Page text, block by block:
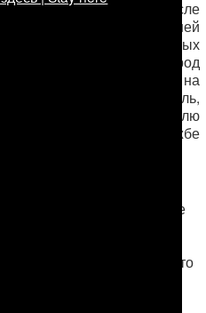
спустя два дня после
АНТ. По нашей
детей, поставленных
прибывшего в город
, на
автомобиль,
из версий, руководителю
а по другой – службе
собственные
сообщили, что